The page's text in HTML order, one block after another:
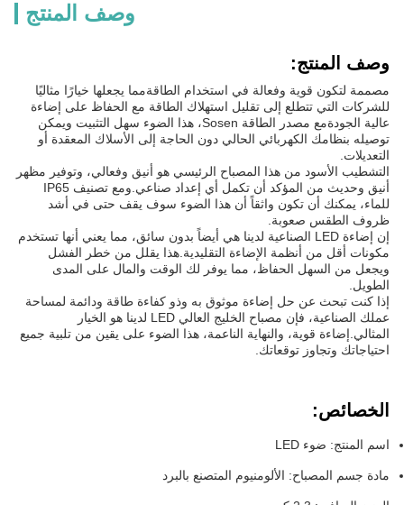
وصف المنتج
وصف المنتج:
مصممة لتكون قوية وفعالة في استخدام الطاقةمما يجعلها خيارًا مثاليًا
للشركات التي تتطلع إلى تقليل استهلاك الطاقة مع الحفاظ على إضاءة
عالية الجودةمع مصدر الطاقة Sosen، هذا الضوء سهل التثبيت ويمكن
توصيله بنظامك الكهربائي الحالي دون الحاجة إلى الأسلاك المعقدة أو
التعديلات.
التشطيب الأسود من هذا المصباح الرئيسي هو أنيق وفعالي، وتوفير مظهر
أنيق وحديث من المؤكد أن تكمل أي إعداد صناعي.ومع تصنيف IP65
للماء، يمكنك أن تكون واثقاً أن هذا الضوء سوف يقف حتى في أشد
ظروف الطقس صعوبة.
إن إضاءة LED الصناعية لدينا هي أيضاً بدون سائق، مما يعني أنها تستخدم
مكونات أقل من أنظمة الإضاءة التقليدية.هذا يقلل من خطر الفشل
ويجعل من السهل الحفاظ، مما يوفر لك الوقت والمال على المدى
الطويل.
إذا كنت تبحث عن حل إضاءة موثوق به وذو كفاءة طاقة ودائمة لمساحة
عملك الصناعية، فإن مصباح الخليج العالي LED لدينا هو الخيار
المثالي.إضاءة قوية، والنهاية الناعمة، هذا الضوء على يقين من تلبية جميع
احتياجاتك وتجاوز توقعاتك.
الخصائص:
اسم المنتج: ضوء LED
مادة جسم المصباح: الألومنيوم المتصنع بالبرد